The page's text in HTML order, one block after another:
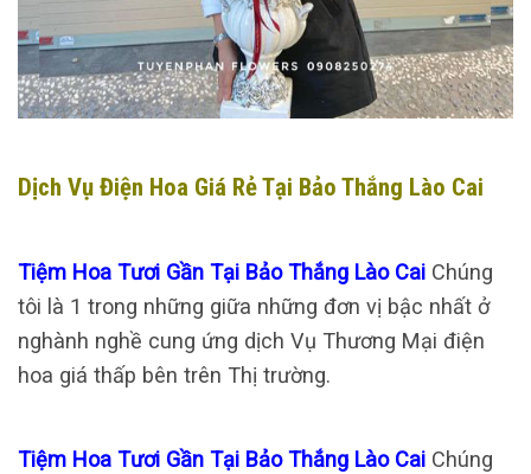
Dịch Vụ Điện Hoa Giá Rẻ Tại Bảo Thắng Lào Cai
Tiệm Hoa Tươi Gần Tại Bảo Thắng Lào Cai Chúng
tôi là 1 trong những giữa những đơn vị bậc nhất ở
nghành nghề cung ứng dịch Vụ Thương Mại điện
hoa giá thấp bên trên Thị trường.
Tiệm Hoa Tươi Gần Tại Bảo Thắng Lào Cai Chúng